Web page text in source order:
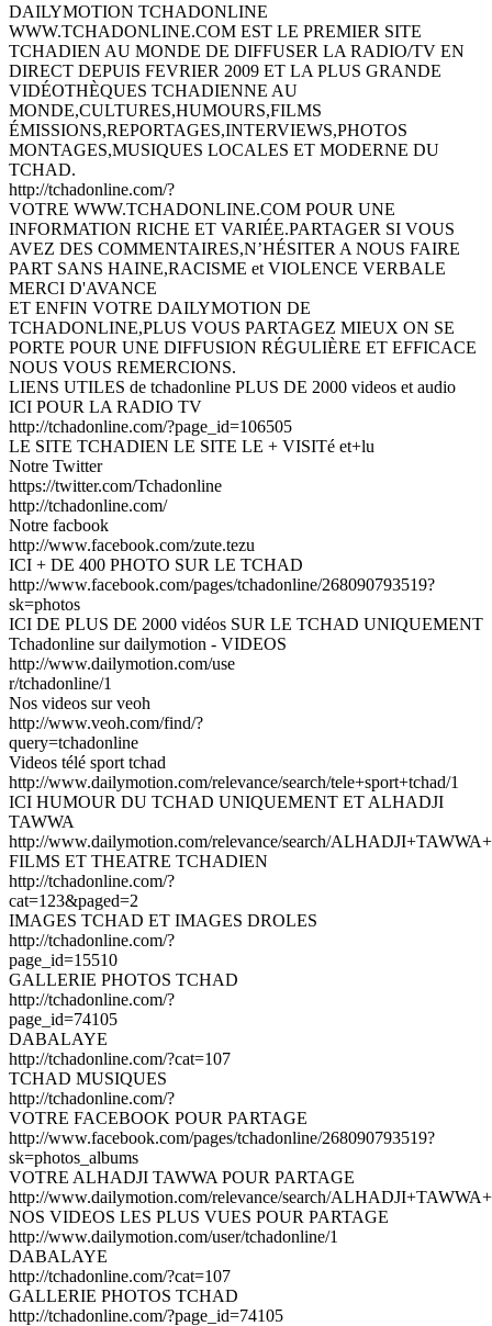
DAILYMOTION TCHADONLINE
WWW.TCHADONLINE.COM EST LE PREMIER SITE
TCHADIEN AU MONDE DE DIFFUSER LA RADIO/TV EN
DIRECT DEPUIS FEVRIER 2009 ET LA PLUS GRANDE
VIDÉOTHÈQUES TCHADIENNE AU
MONDE,CULTURES,HUMOURS,FILMS
ÉMISSIONS,REPORTAGES,INTERVIEWS,PHOTOS
MONTAGES,MUSIQUES LOCALES ET MODERNE DU
TCHAD.
http://tchadonline.com/?
VOTRE WWW.TCHADONLINE.COM POUR UNE
INFORMATION RICHE ET VARIÉE.PARTAGER SI VOUS
AVEZ DES COMMENTAIRES,N’HÉSITER A NOUS FAIRE
PART SANS HAINE,RACISME et VIOLENCE VERBALE
MERCI D'AVANCE
ET ENFIN VOTRE DAILYMOTION DE
TCHADONLINE,PLUS VOUS PARTAGEZ MIEUX ON SE
PORTE POUR UNE DIFFUSION RÉGULIÈRE ET EFFICACE
NOUS VOUS REMERCIONS.
LIENS UTILES de tchadonline PLUS DE 2000 videos et audio
ICI POUR LA RADIO TV
http://tchadonline.com/?page_id=106505
LE SITE TCHADIEN LE SITE LE + VISITé et+lu
Notre Twitter
https://twitter.com/Tchadonline
http://tchadonline.com/
Notre facbook
http://www.facebook.com/zute.tezu
ICI + DE 400 PHOTO SUR LE TCHAD
http://www.facebook.com/pages/tchadonline/268090793519?
sk=photos
ICI DE PLUS DE 2000 vidéos SUR LE TCHAD UNIQUEMENT
Tchadonline sur dailymotion - VIDEOS
http://www.dailymotion.com/use
r/tchadonline/1
Nos videos sur veoh
http://www.veoh.com/find/?
query=tchadonline
Videos télé sport tchad
http://www.dailymotion.com/relevance/search/tele+sport+tchad/1
ICI HUMOUR DU TCHAD UNIQUEMENT ET ALHADJI
TAWWA
http://www.dailymotion.com/relevance/search/
FILMS ET THEATRE TCHADIEN
http://tchadonline.com/?
cat=123&paged=2
IMAGES TCHAD ET IMAGES DROLES
http://tchadonline.com/?
page_id=15510
GALLERIE PHOTOS TCHAD
http://tchadonline.com/?
page_id=74105
DABALAYE
http://tchadonline.com/?cat=107
TCHAD MUSIQUES
http://tchadonline.com/?
VOTRE FACEBOOK POUR PARTAGE
http://www.facebook.com/pages/tchadonline/268090793519?
sk=photos_albums
VOTRE ALHADJI TAWWA POUR PARTAGE
http://www.dailymotion.com/relevance/search/
NOS VIDEOS LES PLUS VUES POUR PARTAGE
http://www.dailymotion.com/user/tchadonline/1
DABALAYE
http://tchadonline.com/?cat=107
GALLERIE PHOTOS TCHAD
http://tchadonline.com/?page_id=74105